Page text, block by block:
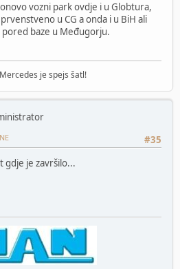
vozni park ovdje i u Globtura,
u CG a onda i u BiH ali
pored baze u Međugorju.
je spejs šatl!
#35
gdje je završilo...